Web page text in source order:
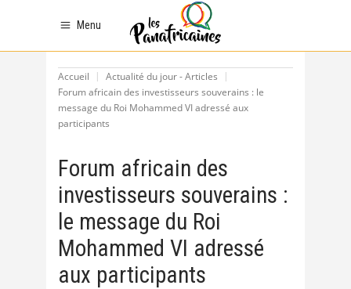
Menu
Accueil
Actualité du jour - Articles
Forum africain des investisseurs souverains : le
message du Roi Mohammed VI adressé aux
participants
Forum africain des
investisseurs souverains :
le message du Roi
Mohammed VI adressé
aux participants